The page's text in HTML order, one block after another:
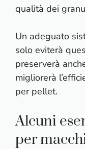
qualità dei
Un adeguato
solo eviterà
preserverà
migliorerà
per pellet.
Alcuni
per